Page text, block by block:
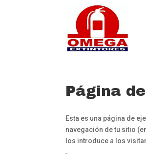
Página
Esta es una página de
navegación de tu sitio
los introduce a los